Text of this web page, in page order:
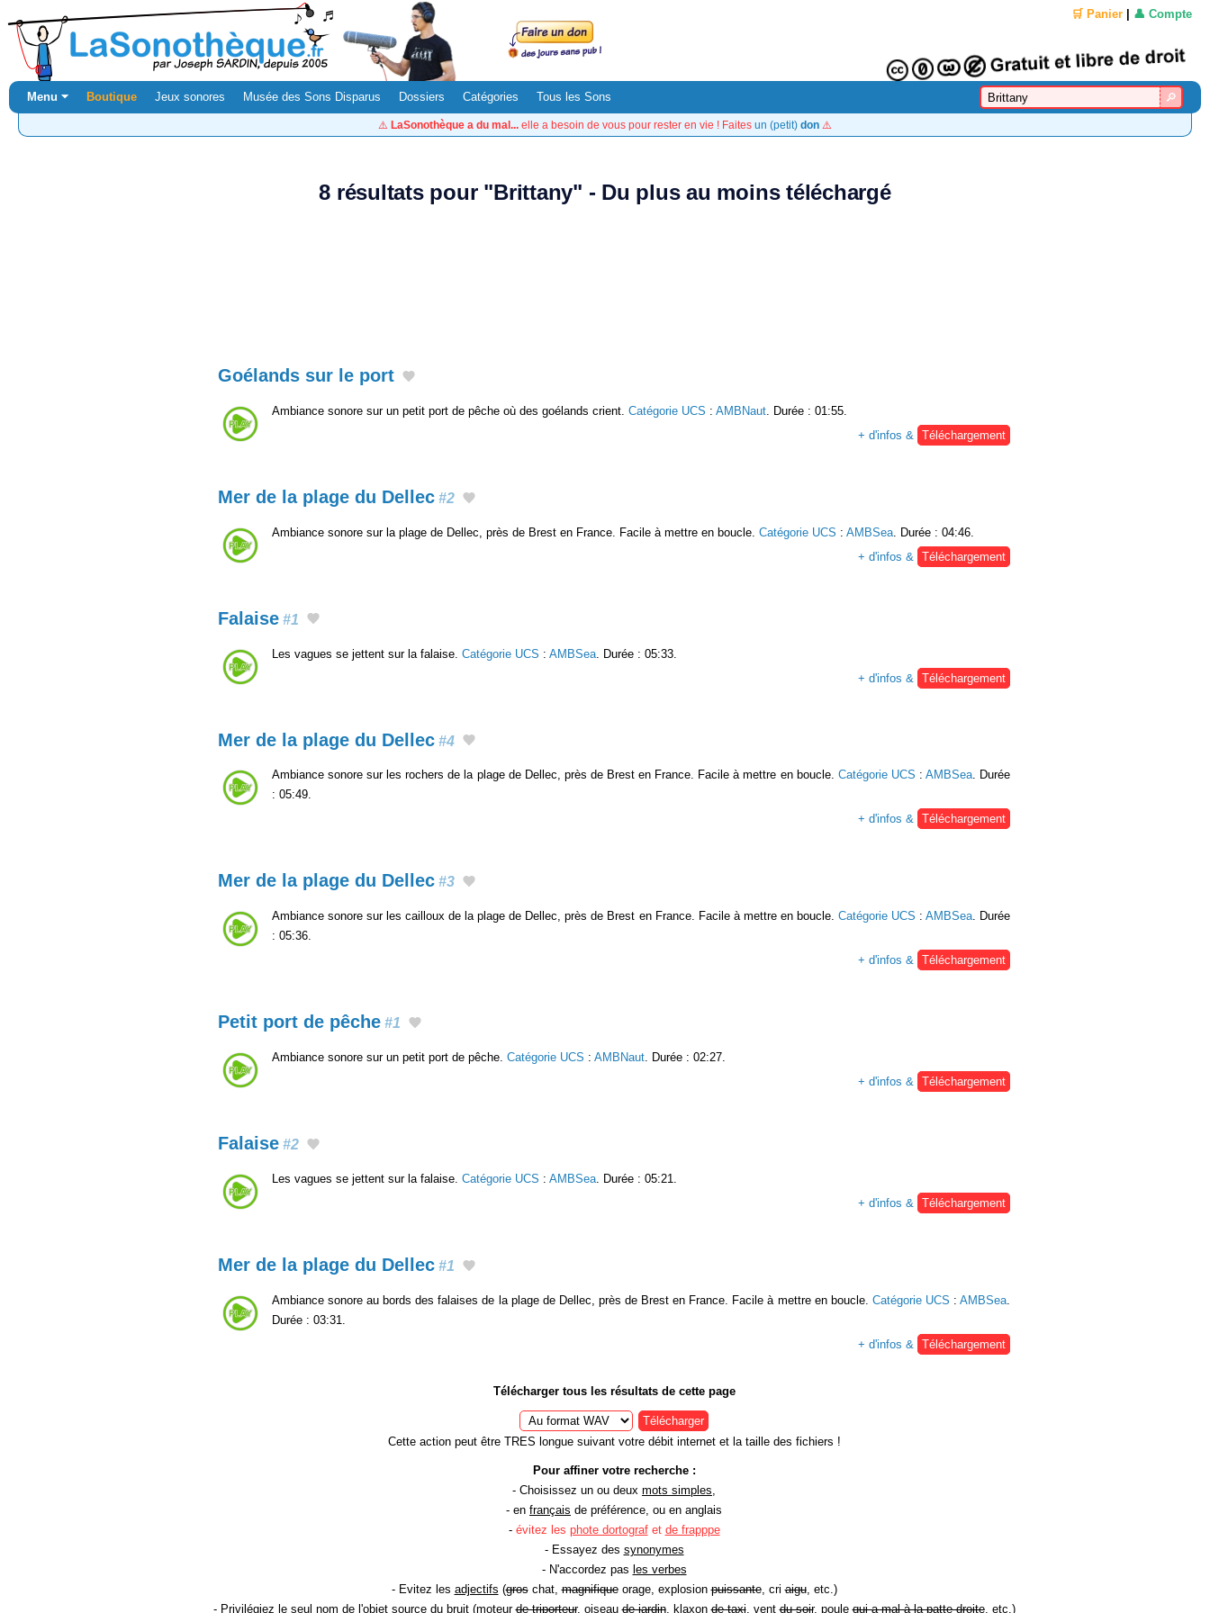
🛒 Panier 👤 Compte
Menu ⏷ Boutique Jeux sonores Musée des Sons Disparus Dossiers Catégories Tous les Sons
⚠️ LaSonothèque a du mal... elle a besoin de vous pour rester en vie ! Faites un (petit) don ⚠️
8 résultats pour "Brittany" - Du plus au moins téléchargé
Goélands sur le port
Ambiance sonore sur un petit port de pêche où des goélands crient. Catégorie UCS : AMBNaut . Durée : 01:55.
+ d'infos &
Téléchargement
Mer de la plage du Dellec #2
Ambiance sonore sur la plage de Dellec, près de Brest en France. Facile à mettre en boucle. Catégorie UCS : AMBSea . Durée : 04:46.
+ d'infos &
Téléchargement
Falaise #1
Les vagues se jettent sur la falaise. Catégorie UCS : AMBSea . Durée : 05:33.
+ d'infos &
Téléchargement
Mer de la plage du Dellec #4
Ambiance sonore sur les rochers de la plage de Dellec, près de Brest en France. Facile à mettre en boucle. Catégorie UCS : AMBSea. Durée
: 05:49.
+ d'infos & Téléchargement
Mer de la plage du Dellec #3
Ambiance sonore sur les cailloux de la plage de Dellec, près de Brest en France. Facile à mettre en boucle. Catégorie UCS : AMBSea. Durée
: 05:36.
+ d'infos & Téléchargement
Petit port de pêche #1
Ambiance sonore sur un petit port de pêche. Catégorie UCS : AMBNaut. Durée : 02:27.
+ d'infos & Téléchargement
Falaise #2
Les vagues se jettent sur la falaise. Catégorie UCS : AMBSea . Durée : 05:21.
+ d'infos &
Téléchargement
Mer de la plage du Dellec #1
Ambiance sonore au bords des falaises de la plage de Dellec, près de Brest en France. Facile à mettre en boucle. Catégorie UCS :AMBSea
Durée : 03:31.
+ d'infos &
Téléchargement
Télécharger tous les résultats de cette page
Télécharger
Cette action peut être TRES longue suivant votre débit internet et la taille des fichiers !
Pour affiner votre recherche :
- Choisissez un ou deux mots simples
- en français de préférence, ou en anglais
- évitez les phote dortografet de frapppe
- Essayez des synonymes
- N'accordez pas les verbes
- Evitez les adjectifs (groschat,magnifiqueorage, explosionpuissante, criaigu, etc.)
- Privilégiez le seul nom de l'objet sourcedu bruit (moteurde triporteur, oiseaude jardin, klaxonde taxi, ventdu soir, poulequi a mal à la patte droite, etc.)